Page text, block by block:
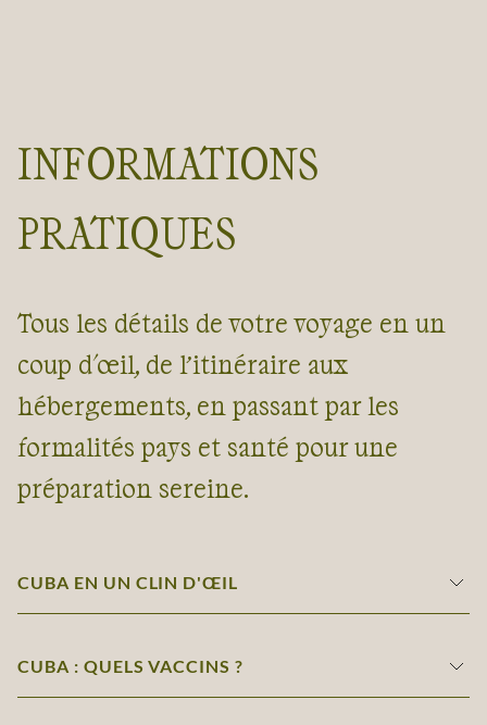
INFORMATIONS
PRATIQUES
Tous les détails de votre voyage en un
coup d'œil, de l’itinéraire aux
hébergements, en passant par les
formalités pays et santé pour une
préparation sereine.
CUBA EN UN CLIN D'ŒIL
CUBA : QUELS VACCINS ?